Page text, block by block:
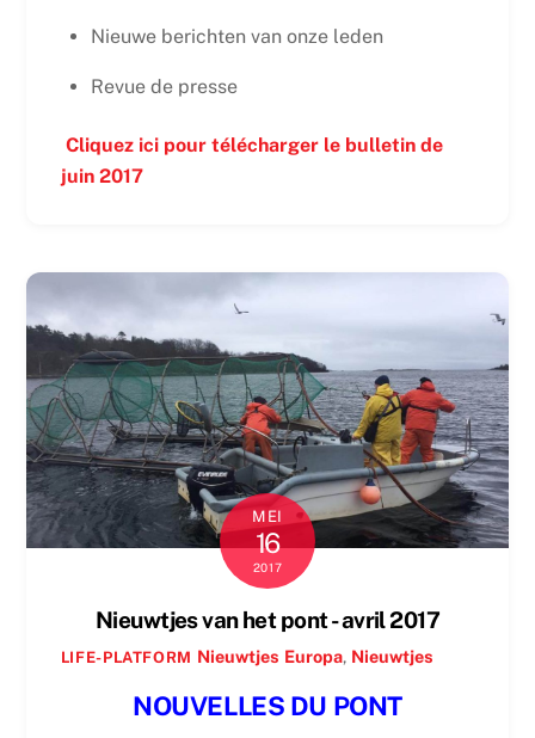
Nieuwe berichten van onze leden
Revue de presse
Cliquez ici pour télécharger le bulletin de
juin 2017
MEI
16
2017
Nieuwtjes van het pont - avril 2017
LIFE-PLATFORM Nieuwtjes Europa, Nieuwtjes
NOUVELLES DU PONT